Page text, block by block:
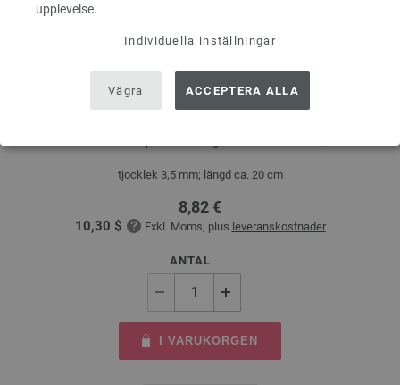
upplevelse.
Individuella inställningar
Vägra ACCEPTERA ALLA
Strumpstickor Design-trä: Multicolor St. 3,5/20cm
tjocklek 3,5 mm; längd ca. 20 cm
8,82 €
10,30 $ Exkl. Moms, plus leveranskostnader
ANTAL
I VARUKORGEN